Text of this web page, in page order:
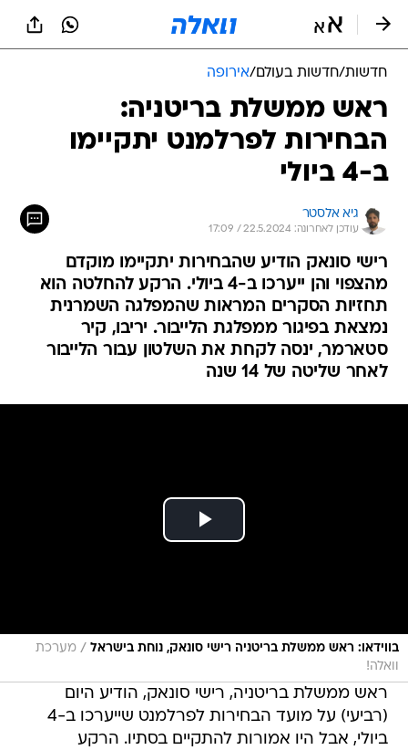
חדשות/חדשות בעולם/אירופה
ראש ממשלת בריטניה:
הבחירות לפרלמנט יתקיימו
ב-4 ביולי
גיא אלסטר
עודכן לאחרונה: 22.5.2024 / 17:09
רישי סונאק הודיע שהבחירות יתקיימו מוקדם
מהצפוי והן ייערכו ב-4 ביולי. הרקע להחלטה הוא
תחזיות הסקרים המראות שהמפלגה השמרנית
נמצאת בפיגור ממפלגת הלייבור. יריבו, קיר
סטארמר, ינסה לקחת את השלטון עבור הלייבור
לאחר שליטה של 14 שנה
בווידאו: ראש ממשלת בריטניה רישי סונאק, נוחת בישראל / מערכת
וואלה!
ראש ממשלת בריטניה, רישי סונאק, הודיע היום
(רביעי) על מועד הבחירות לפרלמנט שייערכו ב-4
ביולי, אבל היו אמורות להתקיים בסתיו. הרקע